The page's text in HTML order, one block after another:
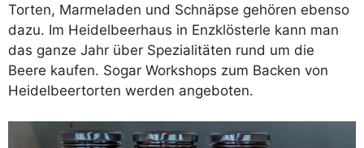
Torten, Marmeladen und Schnäpse gehören ebenso
dazu. Im Heidelbeerhaus in Enzklösterle kann man
das ganze Jahr über Spezialitäten rund um die
Beere kaufen. Sogar Workshops zum Backen von
Heidelbeertorten werden angeboten.